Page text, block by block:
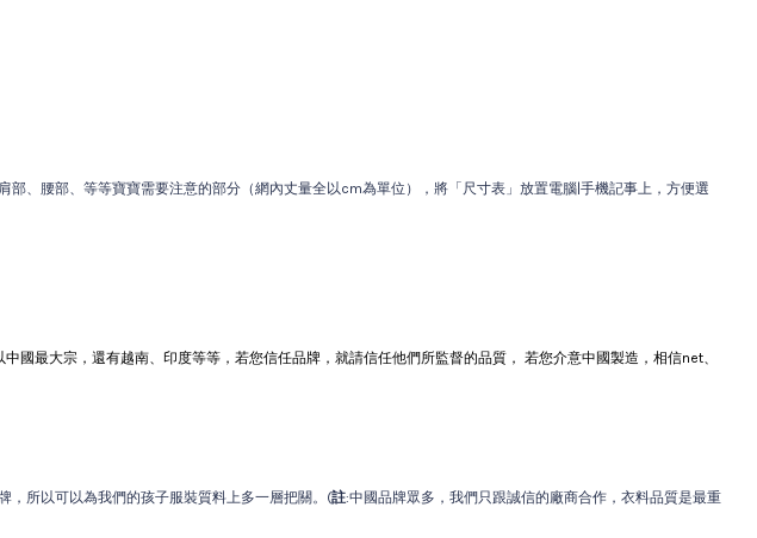
、腰部、等等寶寶需要注意的部分（網內丈量全以cm為單位），將「尺寸表」放置電腦|手機記事上，方便選
中國最大宗，還有越南、印度等等，若您信任品牌，就請信任他們所監督的品質， 若您介意中國製造，相信net、
所以可以為我們的孩子服裝質料上多一層把關。(註:中國品牌眾多，我們只跟誠信的廠商合作，衣料品質是最重